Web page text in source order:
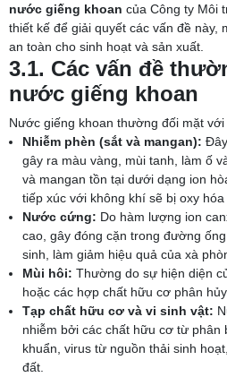
nước giếng khoan của Công ty Môi
thiết kế để giải quyết các vấn đề này,
an toàn cho sinh hoạt và sản xuất.
3.1. Các vấn đề
nước giếng khoan
Nước giếng khoan thường đối mặt với
Nhiễm phèn (sắt và mangan):
gây ra màu vàng, mùi tanh, làm ố
và mangan tồn tại dưới dạng ion
tiếp xúc với không khí sẽ bị oxy hóa
Nước cứng: Do hàm lượng ion
cao, gây đóng cặn trong đường
sinh, làm giảm hiệu quả của xà
Mùi hôi: Thường do sự hiện diện
hoặc các hợp chất hữu cơ phân hủy.
Tạp chất hữu cơ và vi sinh vật:
nhiễm bởi các chất hữu cơ từ phân
khuẩn, virus từ nguồn thải sinh
đất.